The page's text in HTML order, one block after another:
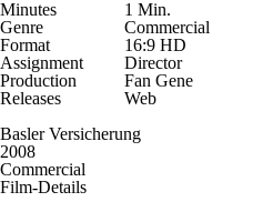
Minutes
1 Min.
Genre
Commercial
Format
16:9 HD
Assignment
Director
Production
Fan Gene
Releases
Web
Basler Versicherung
2008
Commercial
Film-Details